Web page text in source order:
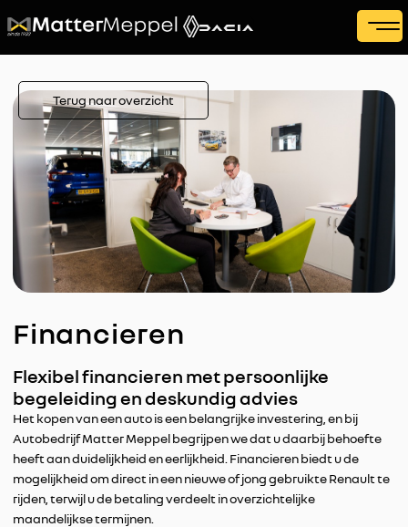
Terug naar overzicht
Financieren
Flexibel financieren met persoonlijke
begeleiding en deskundig advies
Het kopen van een auto is een belangrijke investering, en bij
Autobedrijf Matter Meppel begrijpen we dat u daarbij behoefte
heeft aan duidelijkheid en eerlijkheid. Financieren biedt u de
mogelijkheid om direct in een nieuwe of jong gebruikte Renault te
rijden, terwijl u de betaling verdeelt in overzichtelijke
maandelijkse termijnen.